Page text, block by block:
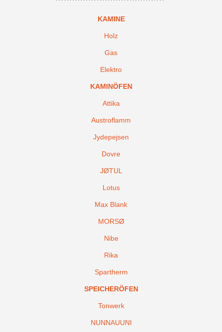
KAMINE
Holz
Gas
Elektro
KAMINÖFEN
Attika
Austroflamm
Jydepejsen
Dovre
JØTUL
Lotus
Max Blank
MORSØ
Nibe
Rika
Spartherm
SPEICHERÖFEN
Tonwerk
NUNNAUUNI